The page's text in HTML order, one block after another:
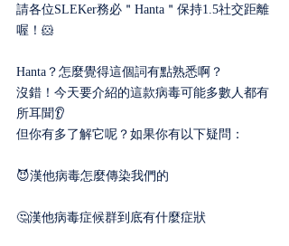
請各位SLEKer務必＂Hanta＂保持1.5社交距離
喔！🐹
Hanta？怎麼覺得這個詞有點熟悉啊？
沒錯！今天要介紹的這款病毒可能多數人都有
所耳聞👂
但你有多了解它呢？如果你有以下疑問：
😈漢他病毒怎麼傳染我們的
🤔漢他病毒症候群到底有什麼症狀